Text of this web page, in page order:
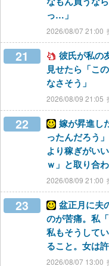
っ…」
2026/08/07 21:00
21
彼氏が私の
見せたら「こ
なさそう」
2026/08/09 21:05
22
嫁が昇進し
ったんだろう
より稼ぎがい
ｗ」と取り合
2026/08/09 21:00
23
盆正月に夫
のが苦痛。私
私もそうして
ること。女は
2026/08/07 13:00